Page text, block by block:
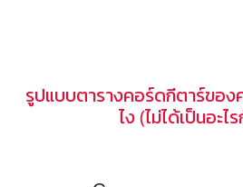
รูปแบบตารางคอร์ดกีตาร์ขอ
ไง (ไม่ได้เป็นอะไ